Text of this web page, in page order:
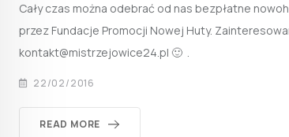
Cały czas można odebrać od nas bezpłatne
przez Fundacje Promocji Nowej Huty.
kontakt@mistrzejowice24.pl 🙂 .
22/02/2016
READ MORE